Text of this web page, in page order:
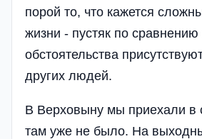
порой то, что кажется
жизни - пустяк по сравнению
обстоятельства
других людей.
В Верховыну мы приехали в
там уже не было. На